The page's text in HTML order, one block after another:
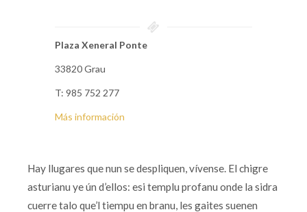
Plaza Xeneral Ponte
33820 Grau
T: 985 752 277
Más información
Hay llugares que nun se despliquen, vívense. El chigre
asturianu ye ún d’ellos: esi templu profanu onde la sidra
cuerre talo que’l tiempu en branu, les gaites suenen